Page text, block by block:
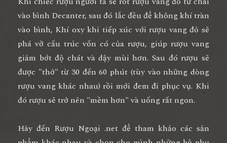
vào bình Decanter, sau đó lắc đều để không khí tràn
vào bình, Khí oxy khi tiếp xúc với rượu vang đỏ sẽ
phá vỡ cấu trúc vốn có của rượu, giúp rượu vang
giảm bớt độ chát và dậy mùi hơn. Sau đó rượu sẽ
được "thở" từ 30 đến 60 phút (tùy vào những dòng
rượu vang khác nhau) rồi mới đem đi phục vụ. Khi
đó rượu sẽ trở nên "mềm hơn" và uống rất ngon.
Hãy đến Rượu Ngoại .net để tham khảo các sản